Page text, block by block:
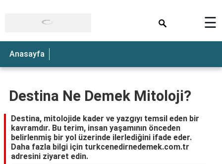
☰
Anasayfa
Destina Ne Demek Mitoloji?
Destina, mitolojide kader ve yazgıyı temsil eden bir
kavramdır. Bu terim, insan yaşamının önceden
belirlenmiş bir yol üzerinde ilerlediğini ifade eder.
Daha fazla bilgi için turkcenedirnedemek.com.tr
adresini ziyaret edin.